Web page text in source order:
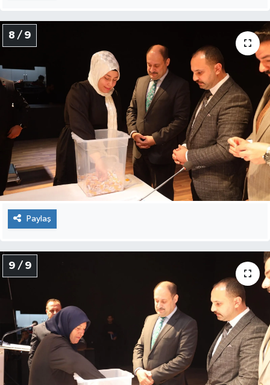
8 / 9
Paylaş
9 / 9